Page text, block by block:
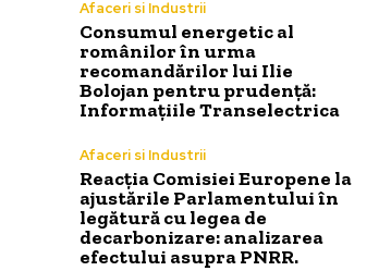
Afaceri si Industrii
Consumul energetic al
românilor în urma
recomandărilor lui Ilie
Bolojan pentru prudență:
Informațiile Transelectrica
Afaceri si Industrii
Reacția Comisiei Europene la
ajustările Parlamentului în
legătură cu legea de
decarbonizare: analizarea
efectului asupra PNRR.